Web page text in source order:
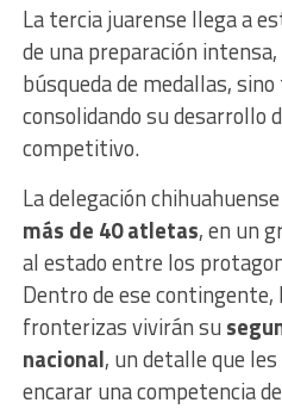
La tercia juarense llega a
de una preparación
búsqueda de medallas,
consolidando su desarrollo
competitivo.
La delegación
más de 40 atletas, en un
al estado entre los
Dentro de ese
fronterizas vivirán su
nacional, un detalle que
encarar una competencia